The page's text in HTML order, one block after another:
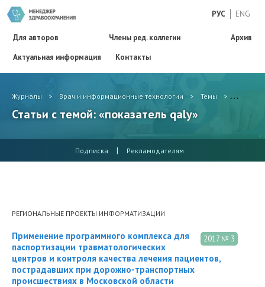
РУС ENG
Для авторов Члены ред. коллегии
Архив
Актуальная информация
Контакты
Журналы > Врач и информационные технологии > Темы >
Статьи с темой: «показатель qaly»
Подписка | Рекламодателям
РЕГИОНАЛЬНЫЕ ПРОЕКТЫ ИНФОРМАТИЗАЦИИ
2017 № 3
Применение программного комплекса для
паспортизации травматологических
центров и контроля качества лечения пациентов,
пострадавших при дорожно-транспортных
происшествиях в Московской области